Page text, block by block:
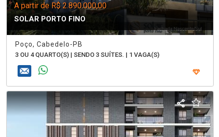
A partir de R$ 2.890.000,00
SOLAR PORTO FINO
Poço, Cabedelo-PB
3 OU 4 QUARTO(S) | SENDO 3 SUÍTES. | 1 VAGA(S)